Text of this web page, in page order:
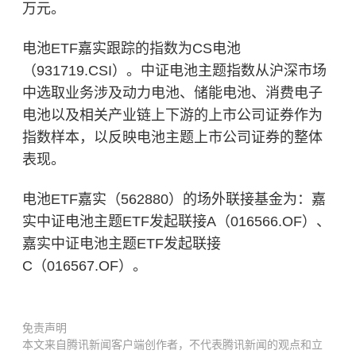
万元。
电池ETF嘉实跟踪的指数为CS电池
（931719.CSI）。中证电池主题指数从沪深市场
中选取业务涉及动力电池、储能电池、消费电子
电池以及相关产业链上下游的上市公司证券作为
指数样本，以反映电池主题上市公司证券的整体
表现。
电池ETF嘉实（562880）的场外联接基金为：嘉
实中证电池主题ETF发起联接A（016566.OF）、
嘉实中证电池主题ETF发起联接
C（016567.OF）。
免责声明
本文来自腾讯新闻客户端创作者，不代表腾讯新闻的观点和立